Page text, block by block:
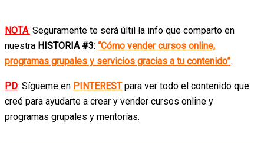
NOTA: Seguramente te será últil la info que comparto en
nuestra HISTORIA #3: “Cómo vender cursos online,
programas grupales y servicios gracias a tu contenido”.
PD: Sígueme en PINTERESTpara ver todo el contenido que
creé para ayudarte a crear y vender cursos online y
programas grupales y mentorías.